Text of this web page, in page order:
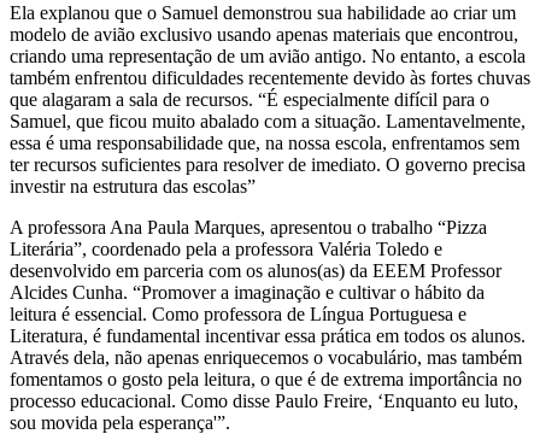
Ela explanou que o Samuel demonstrou sua habilidade ao criar um
modelo de avião exclusivo usando apenas materiais que encontrou,
criando uma representação de um avião antigo. No entanto, a escola
também enfrentou dificuldades recentemente devido às fortes chuvas
que alagaram a sala de recursos. “É especialmente difícil para o
Samuel, que ficou muito abalado com a situação. Lamentavelmente,
essa é uma responsabilidade que, na nossa escola, enfrentamos sem
ter recursos suficientes para resolver de imediato. O governo precisa
investir na estrutura das escolas”
A professora Ana Paula Marques, apresentou o trabalho “Pizza
Literária”, coordenado pela a professora Valéria Toledo e
desenvolvido em parceria com os alunos(as) da EEEM Professor
Alcides Cunha. “Promover a imaginação e cultivar o hábito da
leitura é essencial. Como professora de Língua Portuguesa e
Literatura, é fundamental incentivar essa prática em todos os alunos.
Através dela, não apenas enriquecemos o vocabulário, mas também
fomentamos o gosto pela leitura, o que é de extrema importância no
processo educacional. Como disse Paulo Freire, ‘Enquanto eu luto,
sou movida pela esperança'”.